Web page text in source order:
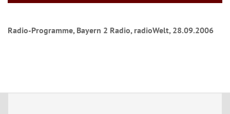
Radio-Programme, Bayern 2 Radio, radioWelt, 28.09.2006